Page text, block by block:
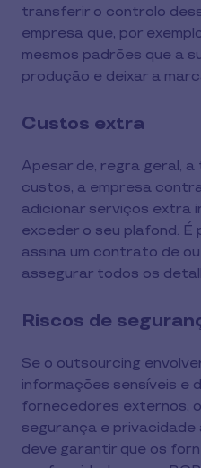
transferir o controlo
empresa que, por
mesmos padrões que a
produção e deixar a
Custos extra
Apesar de, regra geral,
custos, a empresa
adicionar serviços extra
exceder o seu plafond. É
assina um contrato de
assegurar todos os
Riscos de
Se o outsourcing
informações sensíveis e
fornecedores externos,
segurança e privacidade
deve garantir que os